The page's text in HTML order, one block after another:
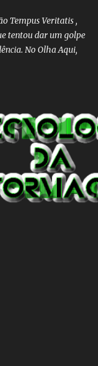
Tempus Veritatis ,
tentou dar um golpe
No Olha Aqui,